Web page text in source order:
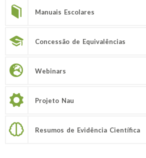
Manuais Escolares
Concessão de Equivalências
Webinars
Projeto Nau
Resumos de Evidência Científica